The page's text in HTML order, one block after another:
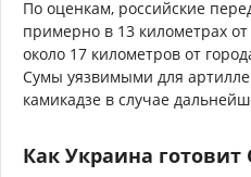
По оценкам, российские
примерно в 13 километрах
около 17 километров от
Сумы уязвимыми для
камикадзе в случае
Как Украина